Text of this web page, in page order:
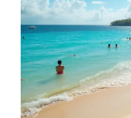
personalizado sobre
disponibles.
Preguntas
¿Es seguro
República